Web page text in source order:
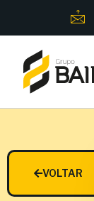
VOLTAR